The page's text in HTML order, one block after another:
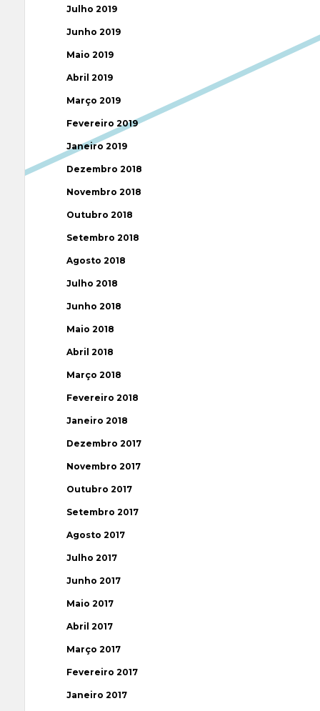
Julho 2019
Junho 2019
Maio 2019
Abril 2019
Março 2019
Fevereiro 2019
Janeiro 2019
Dezembro 2018
Novembro 2018
Outubro 2018
Setembro 2018
Agosto 2018
Julho 2018
Junho 2018
Maio 2018
Abril 2018
Março 2018
Fevereiro 2018
Janeiro 2018
Dezembro 2017
Novembro 2017
Outubro 2017
Setembro 2017
Agosto 2017
Julho 2017
Junho 2017
Maio 2017
Abril 2017
Março 2017
Fevereiro 2017
Janeiro 2017